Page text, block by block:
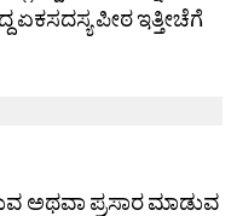
ಏಕಸದಸ್ಯ ಪೀಠ ಇತ್ತೀಚೆಗೆ
ಅಥವಾ ಪ್ರಸಾರ ಮಾಡುವ